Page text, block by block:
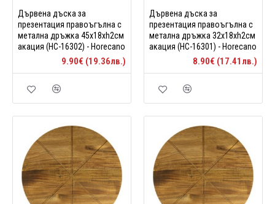
Дървена дъска за
презентация правоъгълна с
метална дръжкa 45x18xh2см
акация (HC-16302) - Horecano
9.90€ (19.36лв.)
Дървена дъска за
презентация правоъгълна с
метална дръжкa 32x18xh2см
акация (HC-16301) - Horecano
8.90€ (17.41лв.)